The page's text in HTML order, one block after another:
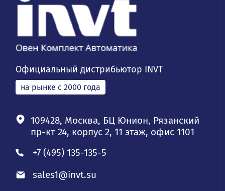
Официальный дистрибьютор INVT
на рынке с 2000 года
109428, Москва, БЦ Юнион, Рязанский
пр-кт 24, корпус 2, 11 этаж, офис 1101
+7 (495) 135-135-5
sales1@invt.su